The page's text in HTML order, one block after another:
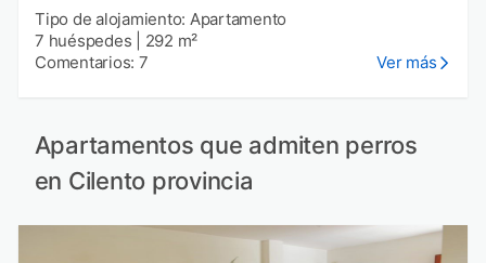
Tipo de alojamiento: Apartamento
7 huéspedes
292 m²
Comentarios: 7
Ver más
Apartamentos que admiten perros
en Cilento provincia